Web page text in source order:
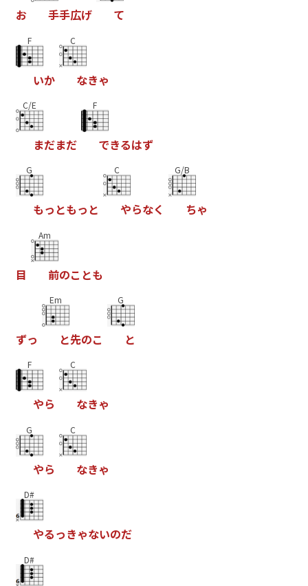
お 手手広げ て
F
いか
C
なきゃ
C/E
まだまだ
F
できるはず
G
もっ ともっ と
C
やらなく
G/B
ちゃ
目
Am
前のこ とも
ずっ
Em
と先のこ
G
と
F
やら
C
なきゃ
G
やら
C
なきゃ
D#
やるっきゃないのだ
D#